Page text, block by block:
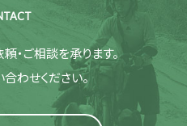
・ご相談を承ります。
わせください。